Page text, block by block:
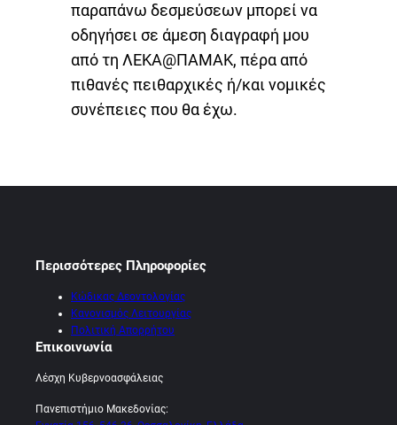
παραπάνω δεσμεύσεων μπορεί να
οδηγήσει σε άμεση διαγραφή μου
από τη ΛΕΚΑ@ΠΑΜΑΚ, πέρα από
πιθανές πειθαρχικές ή/και νομικές
συνέπειες που θα έχω.
Περισσότερες Πληροφορίες
Κώδικας Δεοντολογίας
Κανονισμός Λειτουργίας
Πολιτική Απορρήτου
Επικοινωνία
Λέσχη Κυβερνοασφάλειας
Πανεπιστήμιο Μακεδονίας: